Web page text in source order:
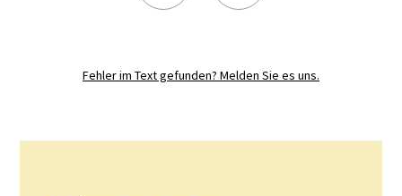
Fehler im Text gefunden? Melden Sie es uns.